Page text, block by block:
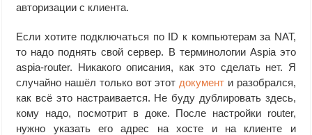
авторизации с клиента.
Если хотите подключаться по ID к компьютерам за NAT,
то надо поднять свой сервер. В терминологии Aspia это
aspia-router. Никакого описания, как это сделать нет. Я
случайно нашёл только вот этот документ и разобрался,
как всё это настраивается. Не буду дублировать здесь,
кому надо, посмотрит в доке. После настройки router,
нужно указать его адрес на хосте и на клиенте и